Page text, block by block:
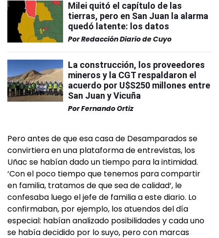
Milei quitó el capítulo de las
tierras, pero en San Juan la alarma
quedó latente: los datos
PorRedacción Diario de Cuyo
La construcción, los proveedores
mineros y la CGT respaldaron el
acuerdo por U$S250 millones entre
San Juan y Vicuña
PorFernando Ortiz
Pero antes de que esa casa de Desamparados se
convirtiera en una plataforma de entrevistas, los
Uñac se habían dado un tiempo para la intimidad.
‘Con el poco tiempo que tenemos para compartir
en familia, tratamos de que sea de calidad‘, le
confesaba luego el jefe de familia a este diario. Lo
confirmaban, por ejemplo, los atuendos del día
especial: habían analizado posibilidades y cada uno
se había decidido por lo suyo, pero con marcas